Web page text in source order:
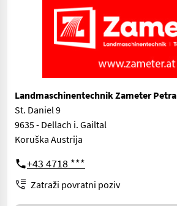
Landmaschinentechnik Zameter Petra
St. Daniel 9
9635 - Dellach i. Gailtal
Koruška Austrija
+43 4718 ***
Zatraži povratni poziv